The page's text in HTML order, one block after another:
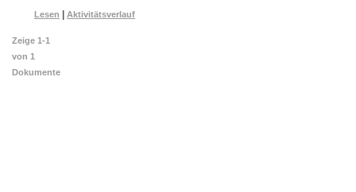
Lesen | Aktivitätsverlauf
Zeige 1-1
von 1
Dokumente